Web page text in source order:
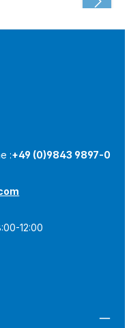
:+49 (0)9843 9897-0
12:00